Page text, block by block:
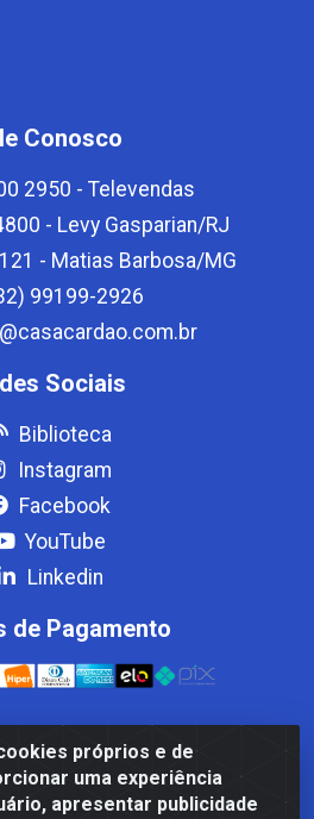
próprios e de
uma experiência
apresentar publicidade
Conosco
2950 - Televendas
- Levy Gasparian/RJ
- Matias Barbosa/MG
99199-2926
Sociais
Biblioteca
Instagram
Facebook
YouTube
Linkedin
de Pagamento
Av. Amaral Peixoto, 910 - Afonso
RJ - CEP 25.875-000 - CNPJ